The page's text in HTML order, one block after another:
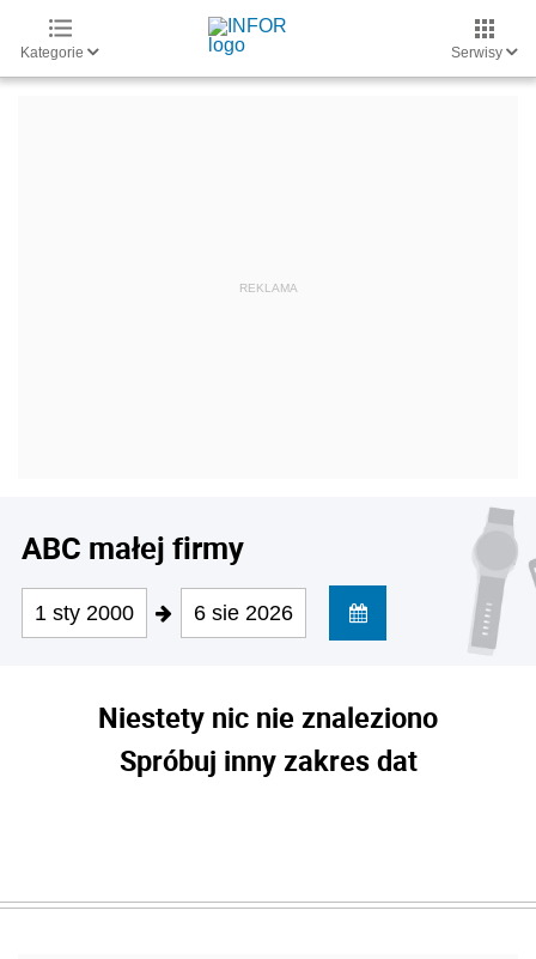
Kategorie Serwisy
ABC małej firmy
1 sty 2000 6 sie 2026
Niestety nic nie znaleziono
Spróbuj inny zakres dat